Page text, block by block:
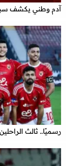
آدم وطني يكشف سبب
رسميًا.. ثالث